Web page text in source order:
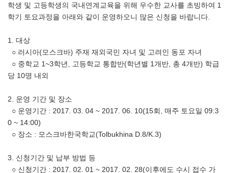
학생 및 고등학생의 국내연계교육을 위해 우수한 교사를 초빙하여 1
학기 토요과정을 아래와 같이 운영하오니 많은 신청을 바랍니다.
1. 대상
○ 러시아(모스크바) 주재 재외국민 자녀 및 고려인 동포 자녀
○ 중학교 1~3학년, 고등학교 통합반(학년별 1개반, 총 4개반) 학급
당 10명 내외
2. 운영 기간 및 장소
○ 운영기간 : 2017. 03. 04 ~ 2017. 06. 10(15회, 매주 토요일 09:3
0 ~ 14:00)
○ 장소 : 모스크바한국학교(Tolbukhina D.8/K.3)
3. 신청기간 및 납부 방법 등
○ 신청기간 : 2017. 02. 01 ~ 2017. 02. 28(이후에도 수시 접수 가